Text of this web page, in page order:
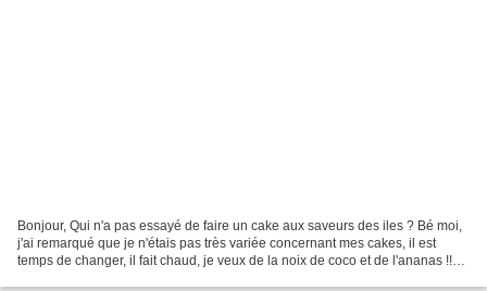
Bonjour, Qui n'a pas essayé de faire un cake aux saveurs des iles ? Bé moi,
j'ai remarqué que je n'étais pas très variée concernant mes cakes, il est
temps de changer, il fait chaud, je veux de la noix de coco et de l'ananas !!